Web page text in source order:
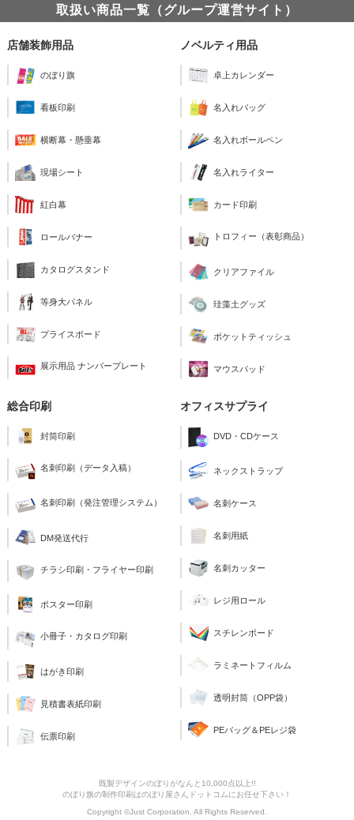
取扱い商品一覧（グループ運営サイト）
店舗装飾用品
のぼり旗
看板印刷
横断幕・懸垂幕
現場シート
紅白幕
ロールバナー
カタログスタンド
等身大パネル
プライスボード
展示用品 ナンバープレート
ノベルティ用品
卓上カレンダー
名入れバッグ
名入れボールペン
名入れライター
カード印刷
トロフィー（表彰商品）
クリアファイル
珪藻土グッズ
ポケットティッシュ
マウスパッド
総合印刷
封筒印刷
名刺印刷（データ入稿）
名刺印刷（発注管理システム）
DM発送代行
チラシ印刷・フライヤー印刷
ポスター印刷
小冊子・カタログ印刷
はがき印刷
見積書表紙印刷
伝票印刷
オフィスサプライ
DVD・CDケース
ネックストラップ
名刺ケース
名刺用紙
名刺カッター
レジ用ロール
スチレンボード
ラミネートフィルム
透明封筒（OPP袋）
PEバッグ＆PEレジ袋
既製デザインのぼりがなんと10,000点以上!!
のぼり旗の制作印刷はのぼり屋さんドットコムにお任せ下さい！
Copyright ©Just Corporation. All Rights Reserved.